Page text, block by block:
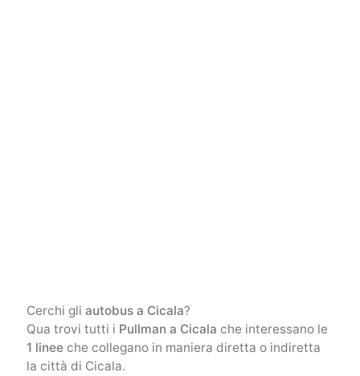
Cerchi gli autobus a Cicala?
Qua trovi tutti i Pullman a Cicala che interessano le
1 lineeche collegano in maniera diretta o indiretta
la città di Cicala.